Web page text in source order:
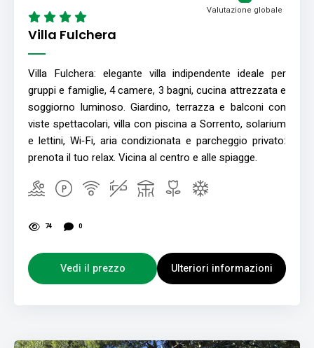
Villa Fulchera
Valutazione globale
Villa Fulchera: elegante villa indipendente ideale per
gruppi e famiglie, 4 camere, 3 bagni, cucina attrezzata e
soggiorno luminoso. Giardino, terrazza e balconi con
viste spettacolari, villa con piscina a Sorrento, solarium
e lettini, Wi‑Fi, aria condizionata e parcheggio privato:
prenota il tuo relax. Vicina al centro e alle spiagge.
74 0
Vedi il prezzo Ulteriori informazioni